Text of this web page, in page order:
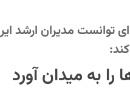
توانست مدیران ارشد
به میدان آورد